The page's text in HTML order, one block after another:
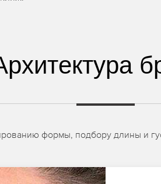
формы, подбору длины и